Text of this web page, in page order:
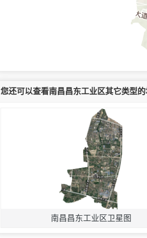
您还可以查看南昌昌东工业区其它类型
南昌昌东工业区卫星图